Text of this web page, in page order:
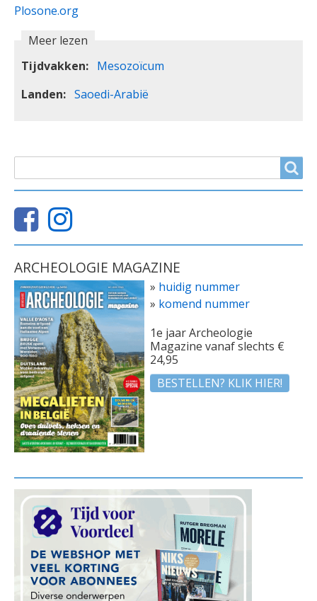
Plosone.org
Meer lezen
Tijdvakken
Mesozoïcum
Landen
Saoedi-Arabië
ZOEKVELD
ARCHEOLOGIE MAGAZINE
» huidig nummer
» komend nummer
1e jaar Archeologie
Magazine vanaf slechts €
24,95
BESTELLEN? KLIK HIER!